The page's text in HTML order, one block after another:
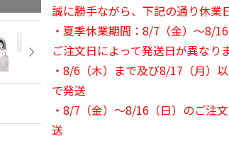
誠に勝手ながら、下記の通り休業
・夏季休業期間：8/7（金）～8/16
ご注文日によって発送日が異なり
・8/6（木）まで及び8/17（月）
で発送
・8/7（金）～8/16（日）のご注
送